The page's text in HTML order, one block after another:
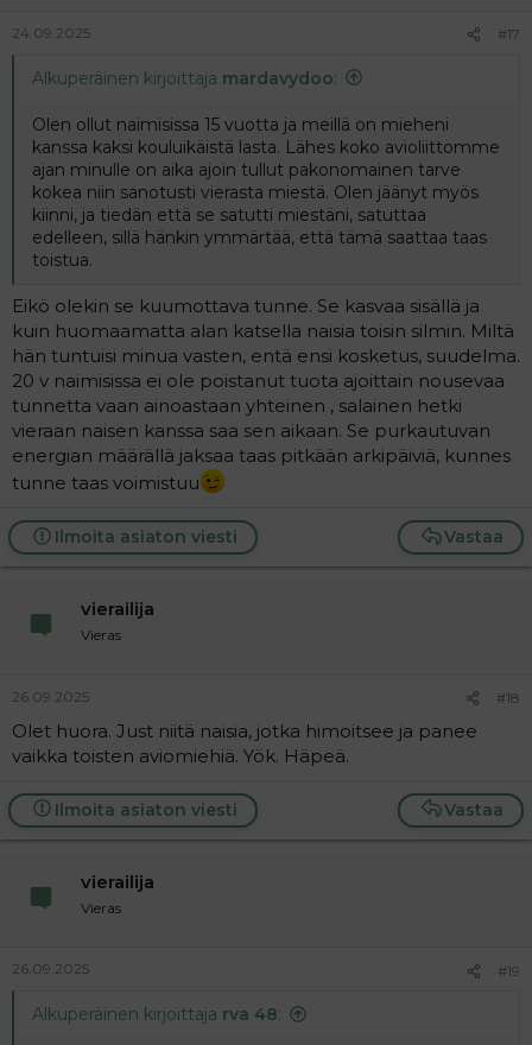
24.09.2025 #17
Alkuperäinen kirjoittaja mardavydoo:
Olen ollut naimisissa 15 vuotta ja meillä on mieheni
kanssa kaksi kouluikäistä lasta. Lähes koko avioliittomme
ajan minulle on aika ajoin tullut pakonomainen tarve
kokea niin sanotusti vierasta miestä. Olen jäänyt myös
kiinni, ja tiedän että se satutti miestäni, satuttaa
edelleen, sillä hänkin ymmärtää, että tämä saattaa taas
toistua.
Eikö olekin se kuumottava tunne. Se kasvaa sisällä ja
kuin huomaamatta alan katsella naisia toisin silmin. Miltä
hän tuntuisi minua vasten, entä ensi kosketus, suudelma.
20 v naimisissa ei ole poistanut tuota ajoittain nousevaa
tunnetta vaan ainoastaan yhteinen , salainen hetki
vieraan naisen kanssa saa sen aikaan. Se purkautuvan
energian määrällä jaksaa taas pitkään arkipäiviä, kunnes
tunne taas voimistuu
Vastaa
Ilmoita asiaton viesti
vierailija
Vieras
26.09.2025 #18
Olet huora. Just niitä naisia, jotka himoitsee ja panee
vaikka toisten aviomiehiä. Yök. Häpeä.
Vastaa
Ilmoita asiaton viesti
vierailija
Vieras
26.09.2025 #19
Alkuperäinen kirjoittaja rva 48: